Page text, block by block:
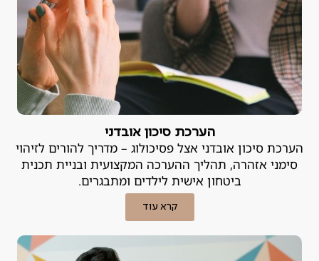
הערכת סיכון אובדני
הערכת סיכון אובדני אצל פסיכולוג – מדריך להורים לזיהוי
סימני אזהרה, תהליך ההערכה המקצועית ובניית תכנית
ביטחון אישית לילדים ומתבגרים.
קרא עוד